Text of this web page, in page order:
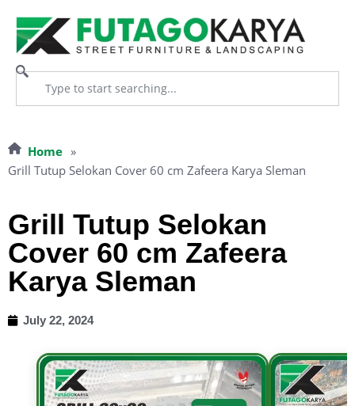
Home »
Grill Tutup Selokan Cover 60 cm Zafeera Karya Sleman
Grill Tutup Selokan
Cover 60 cm Zafeera
Karya Sleman
July 22, 2024